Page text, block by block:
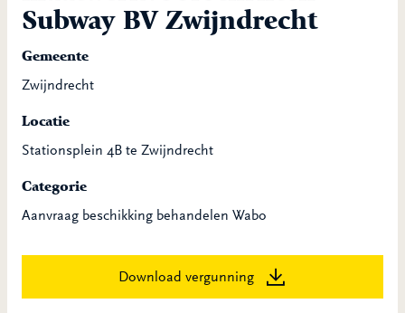
Subway BV Zwijndrecht
Gemeente
Zwijndrecht
Locatie
Stationsplein 4B te Zwijndrecht
Categorie
Aanvraag beschikking behandelen Wabo
Download vergunning